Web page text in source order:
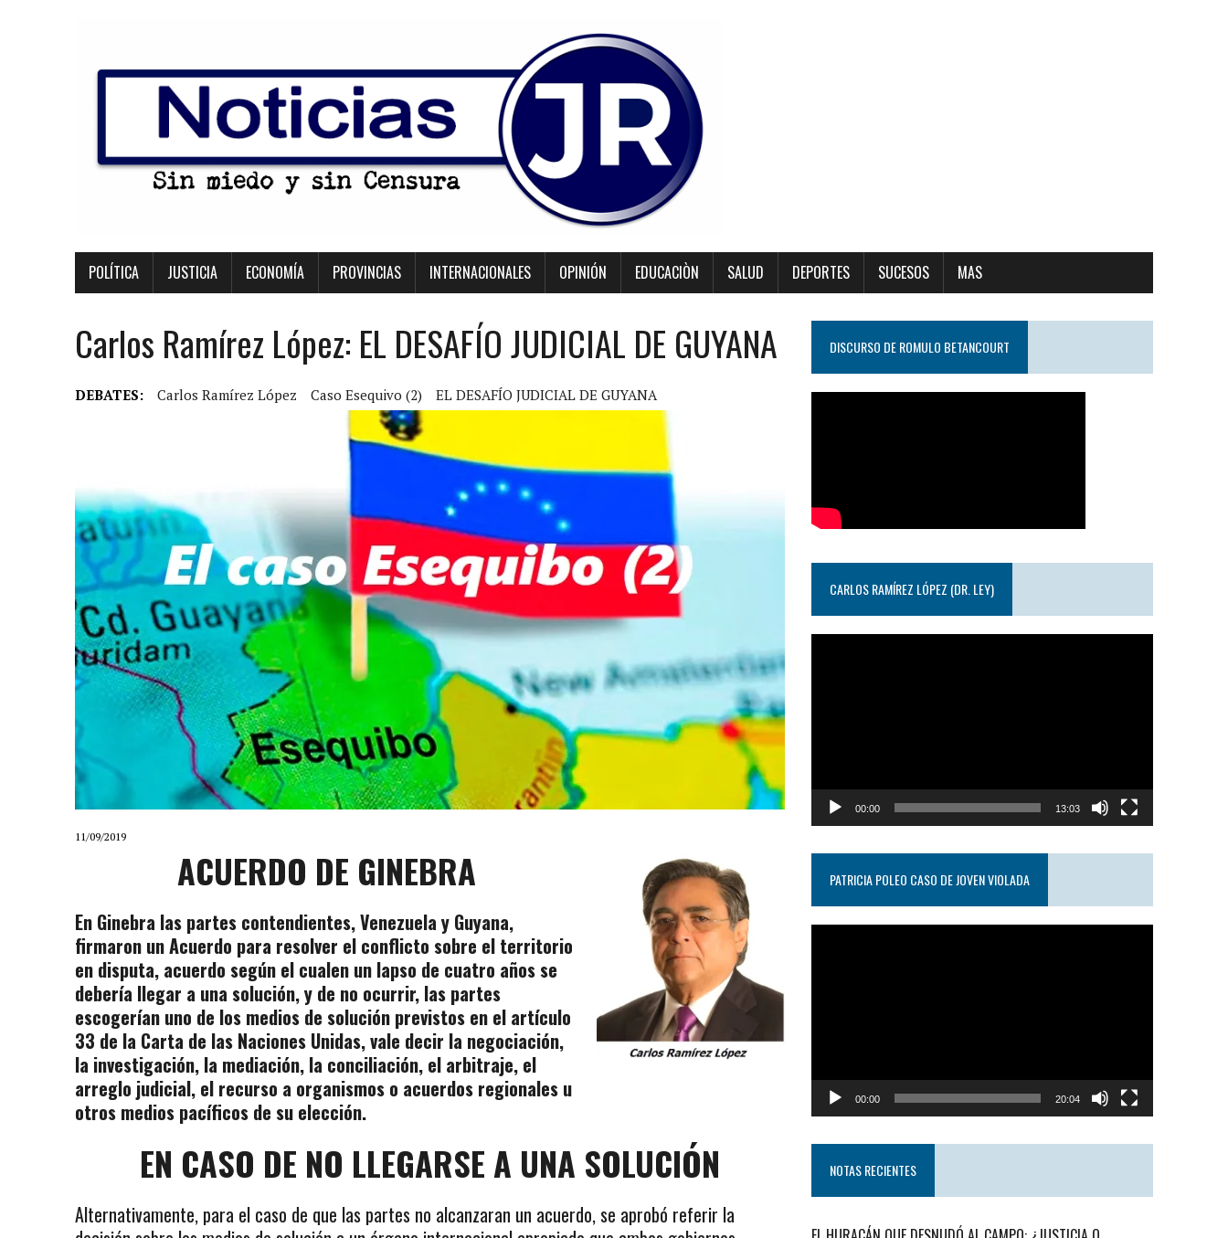
POLÍTICA JUSTICIA ECONOMÍA PROVINCIAS INTERNACIONALES OPINIÓN EDUCACIÒN SALUD DEPORTES SUCESOS MAS
Carlos Ramírez López: EL DESAFÍO JUDICIAL DE GUYANA
DEBATES: Carlos Ramírez López Caso Esequivo (2) EL DESAFÍO JUDICIAL DE GUYANA
11/09/2019
ACUERDO DE GINEBRA
En Ginebra las partes contendientes, Venezuela y Guyana,
firmaron un Acuerdo para resolver el conflicto sobre el territorio
en disputa, acuerdo según el cualen un lapso de cuatro años se
debería llegar a una solución, y de no ocurrir, las partes
escogerían uno de los medios de solución previstos en el artículo
33 de la Carta de las Naciones Unidas, vale decir la negociación,
la investigación, la mediación, la conciliación, el arbitraje, el
arreglo judicial, el recurso a organismos o acuerdos regionales u
otros medios pacíficos de su elección.
EN CASO DE NO LLEGARSE A UNA SOLUCIÓN
Alternativamente, para el caso de que las partes no alcanzaran un acuerdo, se aprobó referir la
DISCURSO DE ROMULO BETANCOURT
CARLOS RAMÍREZ LÓPEZ (DR. LEY)
00:00 13:03
PATRICIA POLEO CASO DE JOVEN VIOLADA
00:00 20:04
NOTAS RECIENTES